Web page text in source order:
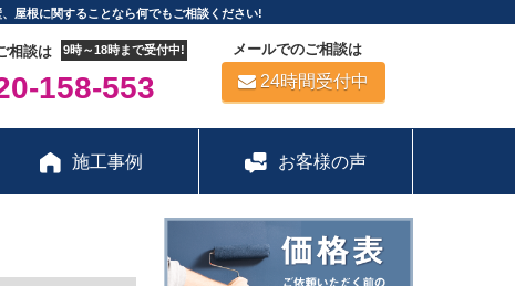
屋根に関することなら何でもご相談ください!
相談は 9時～18時まで受付中!
158-553
メールでのご相談は
24時間受付中
施工事例 お客様の声